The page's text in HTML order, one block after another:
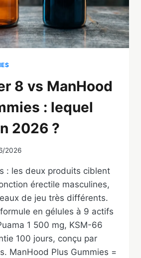
8 vs ManHood
: lequel
2026 ?
2026
: les deux produits ciblent
érectile masculines,
de jeu très différents.
en gélules à 9 actifs
1 500 mg, KSM-66
100 jours, conçu par
ManHood Plus Gummies =